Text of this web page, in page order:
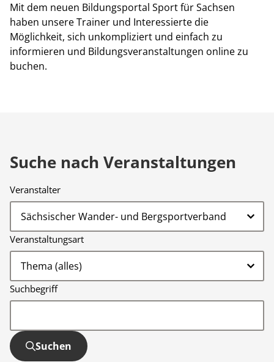
Mit dem neuen Bildungsportal Sport für Sachsen
haben unsere Trainer und Interessierte die
Möglichkeit, sich unkompliziert und einfach zu
informieren und Bildungsveranstaltungen online zu
buchen.
Suche nach Veranstaltungen
Veranstalter
Veranstaltungsart
Suchbegriff
Suchen